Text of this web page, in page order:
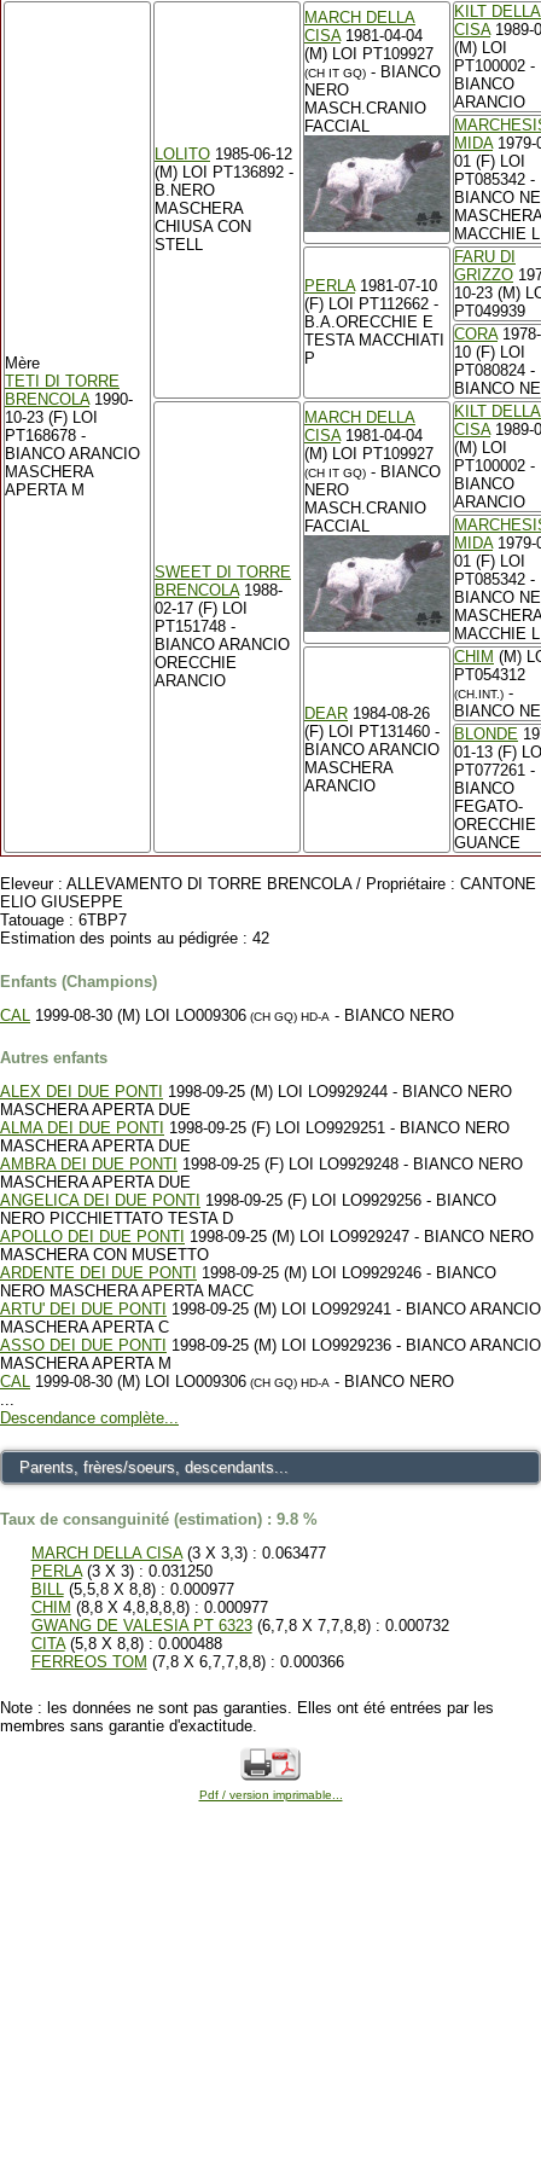
Mère
TETI DI TORRE
BRENCOLA1990-
10-23 (F) LOI
PT168678 -
BIANCO ARANCIO
MASCHERA
APERTA M
LOLITO 1985-06-12
(M) LOI PT136892 -
B.NERO
MASCHERA
CHIUSA CON
STELL
MARCH DELLA
CISA1981-04-04
(M) LOI PT109927
(CH IT GQ) - BIANCO
NERO
MASCH.CRANIO
FACCIAL
KILT DELLA
CISA1989-
(M) LOI
PT100002 -
BIANCO
ARANCIO
MIDA1979-
01 (F) LOI
PT085342 -
BIANCO
MACCHIE L
PERLA1981-07-10
(F) LOI PT112662 -
B.A.ORECCHIE E
TESTA MACCHIATI
P
FARU DI
GRIZZO
10-23 (M)
PT049939
CORA
10 (F) LOI
PT080824 -
BIANCO
SWEET DI TORRE
BRENCOLA1988-
02-17 (F) LOI
PT151748 -
BIANCO ARANCIO
ORECCHIE
ARANCIO
MARCH DELLA
CISA1981-04-04
(M) LOI PT109927
(CH IT GQ) - BIANCO
NERO
MASCH.CRANIO
FACCIAL
KILT DELLA
CISA1989-
(M) LOI
PT100002 -
BIANCO
ARANCIO
MIDA1979-
01 (F) LOI
PT085342 -
BIANCO
MACCHIE L
DEAR 1984-08-26
(F) LOI PT131460 -
BIANCO ARANCIO
MASCHERA
ARANCIO
CHIM (M)
PT054312
(CH.INT.) -
BIANCO
BLONDE
01-13 (F)
PT077261 -
BIANCO
FEGATO-
ORECCHIE
GUANCE
Eleveur : ALLEVAMENTO DI TORRE BRENCOLA / Propriétaire : CANTONE
ELIO GIUSEPPE
Tatouage : 6TBP7
Estimation des points au pédigrée : 42
Enfants (Champions)
CAL 1999-08-30 (M) LOI LO009306 (CH GQ) HD-A - BIANCO NERO
Autres enfants
ALEX DEI DUE PONTI 1998-09-25 (M) LOI LO9929244 - BIANCO NERO
MASCHERA APERTA DUE
ALMA DEI DUE PONTI 1998-09-25 (F) LOI LO9929251 - BIANCO NERO
MASCHERA APERTA DUE
AMBRA DEI DUE PONTI 1998-09-25 (F) LOI LO9929248 - BIANCO NERO
MASCHERA APERTA DUE
ANGELICA DEI DUE PONTI 1998-09-25 (F) LOI LO9929256 - BIANCO
NERO PICCHIETTATO TESTA D
APOLLO DEI DUE PONTI 1998-09-25 (M) LOI LO9929247 - BIANCO NERO
MASCHERA CON MUSETTO
ARDENTE DEI DUE PONTI 1998-09-25 (M) LOI LO9929246 - BIANCO
NERO MASCHERA APERTA MACC
ARTU' DEI DUE PONTI 1998-09-25 (M) LOI LO9929241 - BIANCO ARANCIO
MASCHERA APERTA C
ASSO DEI DUE PONTI 1998-09-25 (M) LOI LO9929236 - BIANCO ARANCIO
MASCHERA APERTA M
CAL 1999-08-30 (M) LOI LO009306 (CH GQ) HD-A - BIANCO NERO
...
Descendance complète...
Parents, frères/soeurs, descendants...
Taux de consanguinité (estimation) : 9.8 %
MARCH DELLA CISA(3 X 3,3) : 0.063477
PERLA(3 X 3) : 0.031250
BILL
(5,5,8 X 8,8) : 0.000977
CHIM (8,8 X 4,8,8,8,8) : 0.000977
GWANG DE VALESIA PT 6323(6,7,8 X 7,7,8,8) : 0.000732
CITA(5,8 X 8,8) : 0.000488
FERREOS TOM (7,8 X 6,7,7,8,8) : 0.000366
Note : les données ne sont pas garanties. Elles ont été entrées par les
membres sans garantie d'exactitude.
Pdf / version imprimable...